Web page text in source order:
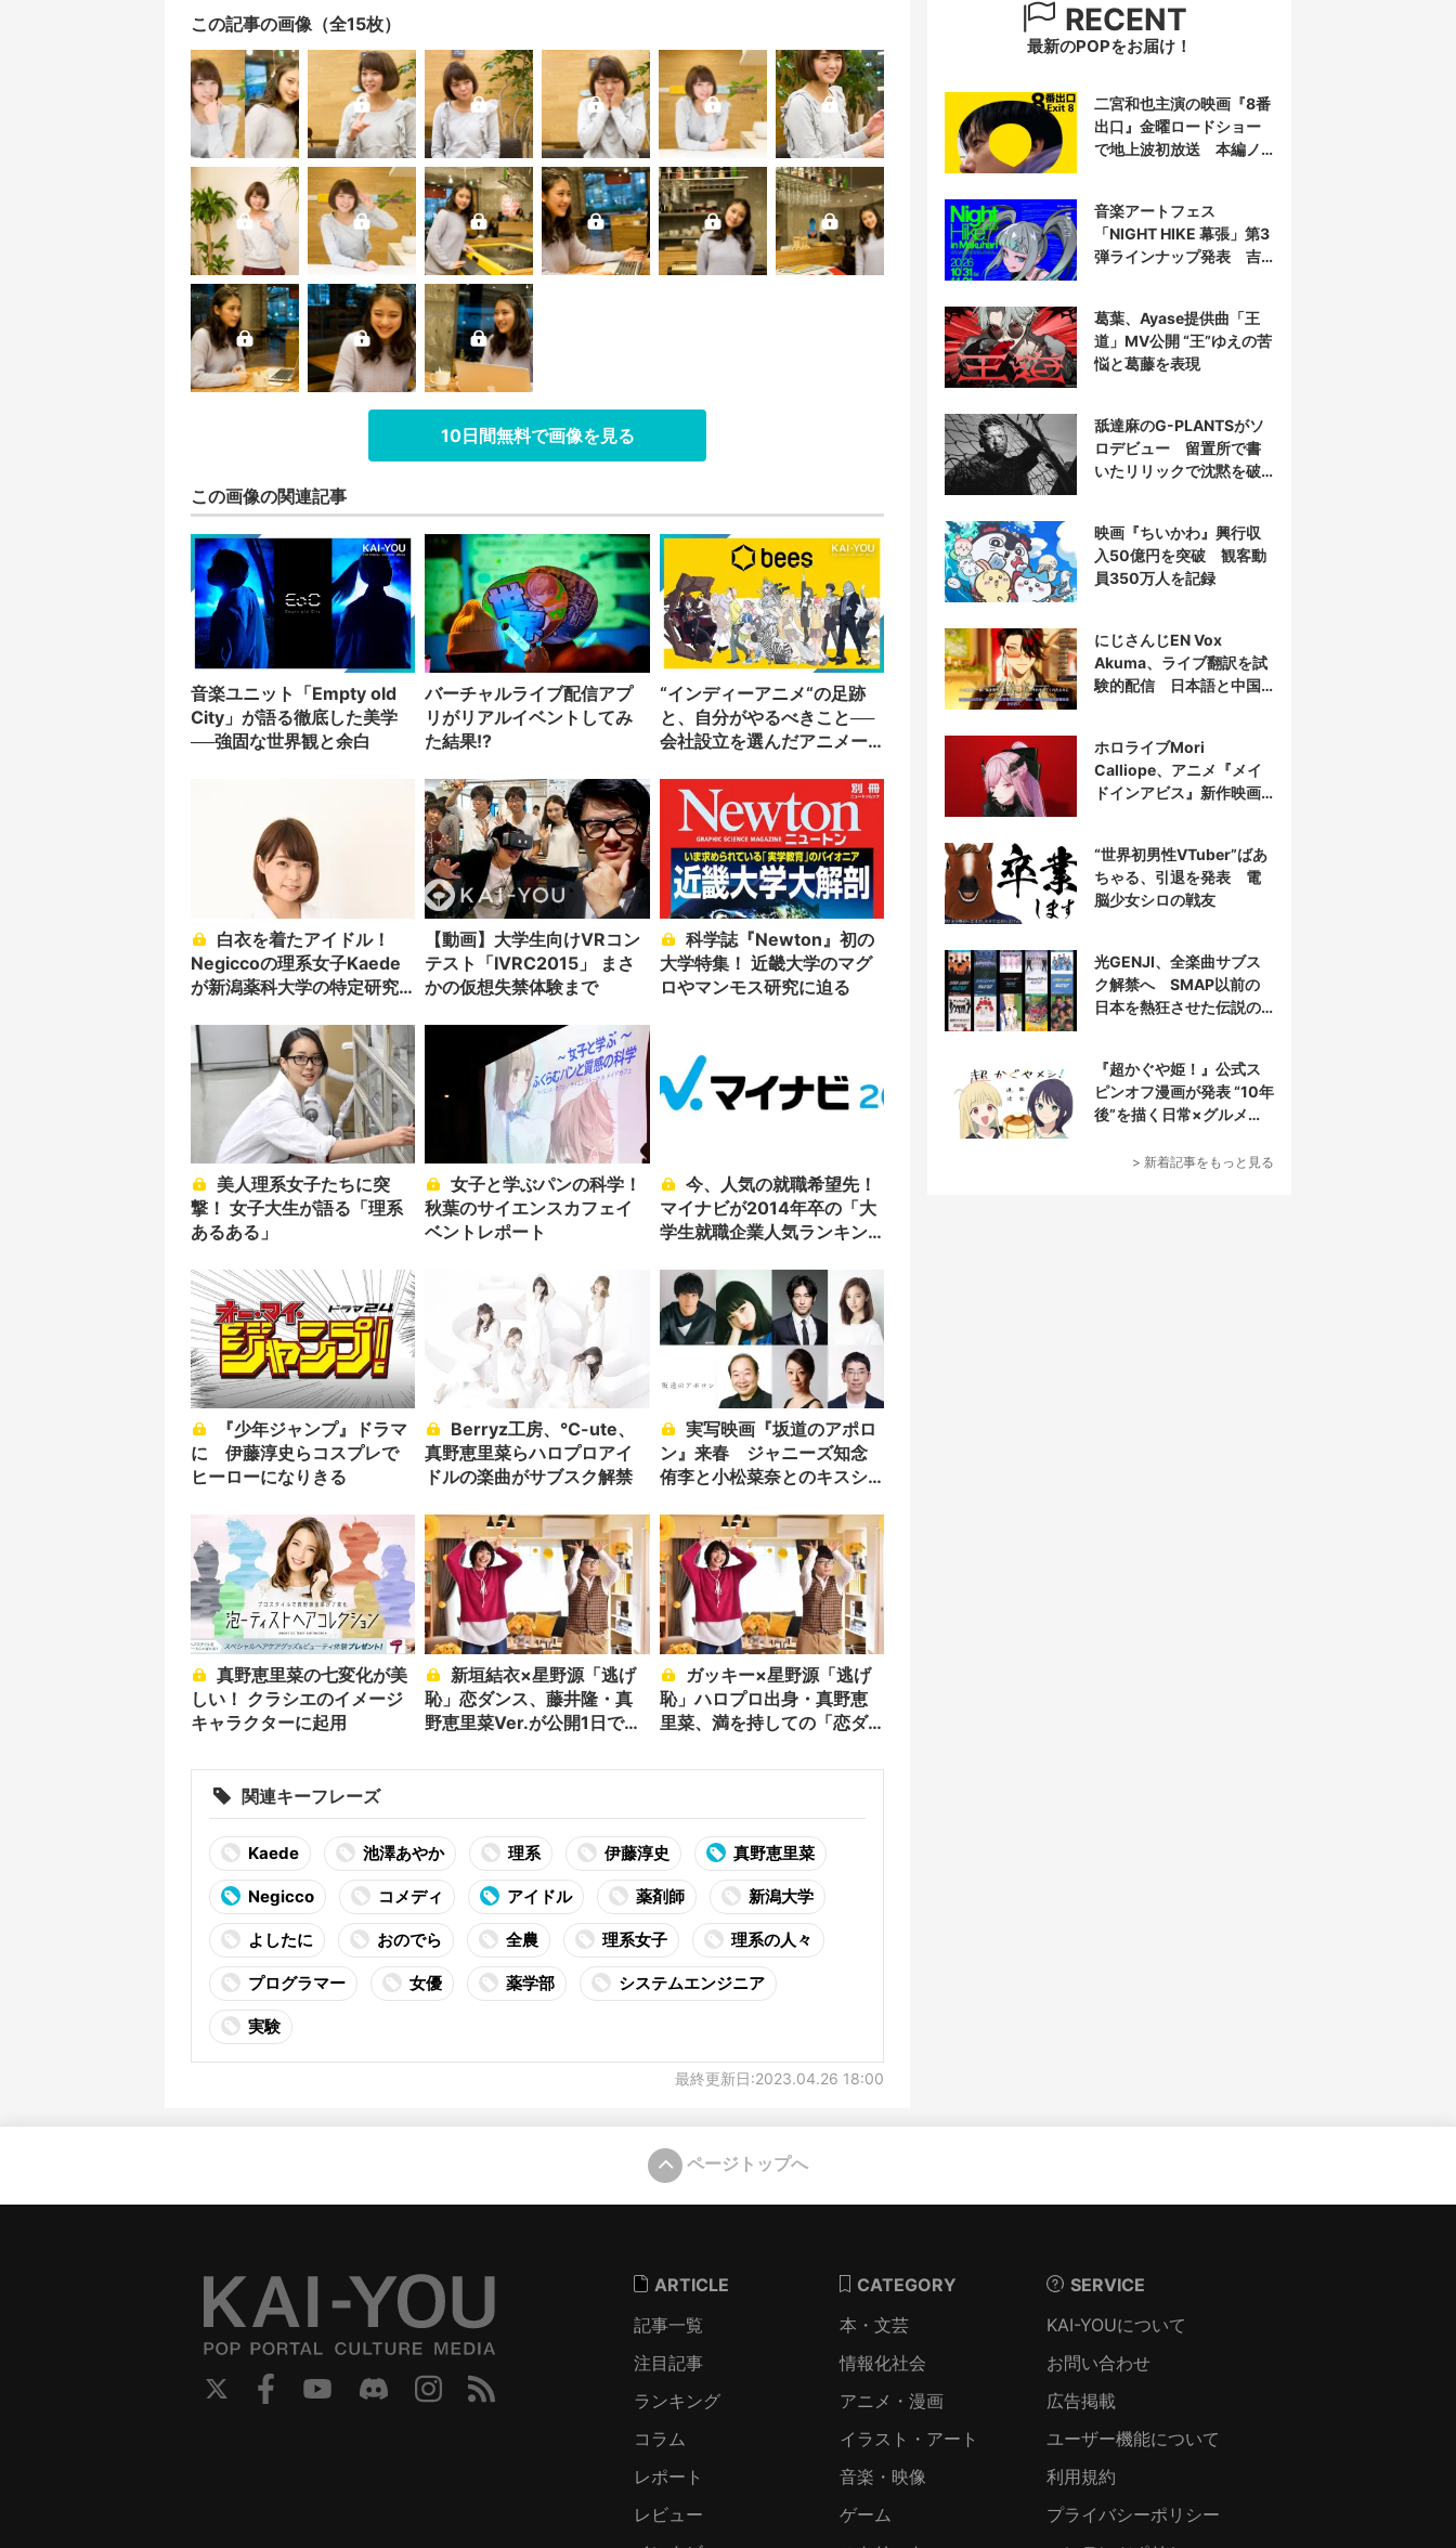
この記事の画像（全15枚）
10日間無料で画像を見る
この画像の関連記事
音楽ユニット「Empty old
City」が語る徹底した美学
──強固な世界観と余白
バーチャルライブ配信アプ
リがリアルイベントしてみ
た結果!?
“インディーアニメ“の足跡
と、自分がやるべきこと──
会社設立を選んだアニメー
Negiccoの理系女子Kaede
が新潟薬科大学の特定研究
【動画】大学生向けVRコン
テスト「IVRC2015」 まさ
かの仮想失禁体験まで
大学特集！ 近畿大学のマグ
ロやマンモス研究に迫る
撃！ 女子大生が語る「理系
あるある」
女子と学ぶパンの科学！
秋葉のサイエンスカフェイ
ベントレポート
マイナビが2014年卒の「大
学生就職企業人気ランキン
に 伊藤淳史らコスプレで
ヒーローになりきる
真野恵里菜らハロプロアイ
ドルの楽曲がサブスク解禁
ン』来春 ジャニーズ知念
侑李と小松菜奈とのキスシ
しい！ クラシエのイメージ
キャラクターに起用
恥」恋ダンス、藤井隆・真
野恵里菜Ver.が公開1日で
隆のキレが半端ない」「真
恥」ハロプロ出身・真野恵
里菜、満を持しての「恋ダ
てきました」。藤井隆、成
関連キーフレーズ
Kaede 池澤あやか 理系 伊藤淳史 真野恵里菜
Negicco コメディ アイドル 薬剤師 新潟大学
よしたに おのでら 全農 理系女子 理系の人々
プログラマー 女優 薬学部 システムエンジニア
実験
最終更新日:2023.04.26 18:00
RECENT
最新のPOPをお届け！
二宮和也主演の映画『8番
出口』金曜ロードショー
で地上波初放送 本編ノ
音楽アートフェス
「NIGHT HIKE 幕張」第3
弾ラインナップ発表 吉
葛葉、Ayase提供曲「王
道」MV公開 “王”ゆえの苦
悩と葛藤を表現
舐達麻のG-PLANTSがソ
ロデビュー 留置所で書
いたリリックで沈黙を破
映画『ちいかわ』興行収
入50億円を突破 観客動
員350万人を記録
にじさんじEN Vox
Akuma、ライブ翻訳を試
験的配信 日本語と中国
ホロライブMori
Calliope、アニメ『メイ
ドインアビス』新作映画
“世界初男性VTuber”ばあ
ちゃる、引退を発表 電
脳少女シロの戦友
光GENJI、全楽曲サブス
ク解禁へ SMAP以前の
日本を熱狂させた伝説の
『超かぐや姫！』公式ス
ピンオフ漫画が発表 “10年
後”を描く日常×グルメ作
> 新着記事をもっと見る
ページトップへ
ARTICLE
記事一覧
注目記事
ランキング
コラム
レポート
レビュー
CATEGORY
本・文芸
情報化社会
アニメ・漫画
イラスト・アート
音楽・映像
ゲーム
SERVICE
KAI-YOUについて
お問い合わせ
広告掲載
ユーザー機能について
利用規約
プライバシーポリシー